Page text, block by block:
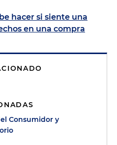
hacer si siente una
en una compra
Consumidor y